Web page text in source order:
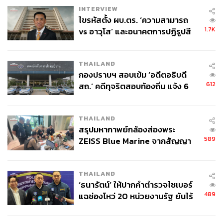
265
ถนัดกิจ จันกิเสน
Content Creator ประจำกองบรรณาธิการ
THE STANDARD WEALTH ผู้เสพติดโลก
ไอเดียใหม่ๆ
ABOUT THE PHOTOGRAPHER
INTERVIEW
ไขรหัสตั้ง ผบ.ตร. ‘ความสามารถ
vs อาวุโส’ และอนาคตการปฏิรูปสี
1.7K
THAILAND
กองปราบฯ สอบเข้ม ‘อดีตอธิบดี
สถ.’ คดีทุจริตสอบท้องถิ่น แจ้ง 6
612
THAILAND
สรุปมหากาพย์กล้องส่องพระ
ZEISS Blue Marine จากสัญญา
จ่ายหนี้-แอบระบุแบรนด์
589
THAILAND
‘ธนารัตน์’ ให้ปากคำตำรวจไซเบอร์
แฉช่องโหว่ 20 หน่วยงานรัฐ ยันไร้
489